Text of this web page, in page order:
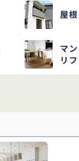
屋
マ
リ